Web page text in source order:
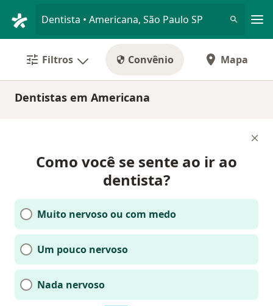
Dentista • Americana, São Paulo SP
Filtros Convênio Mapa
Dentistas em Americana
Como você se sente ao ir ao
dentista?
Muito nervoso ou com medo
Um pouco nervoso
Nada nervoso